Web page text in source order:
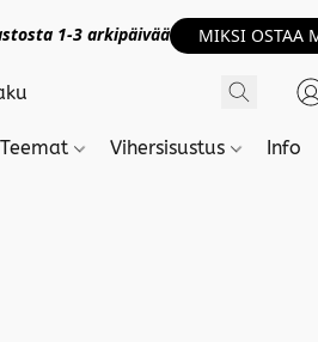
1-3 arkipäivää MIKSI OSTAA
Teemat Vihersisustus Info